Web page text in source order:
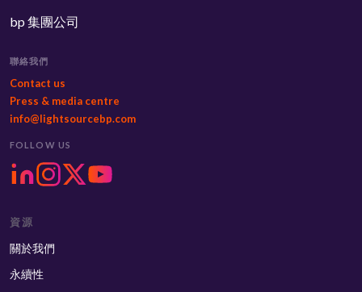
bp 集團公司
聯絡我們
Contact us
Press & media centre
info@lightsourcebp.com
FOLLOW US
資源
關於我們
永續性